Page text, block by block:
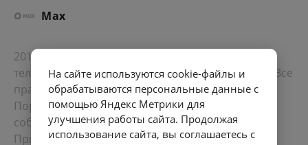
Max
2012-2026 © Портал «Электронное интернет-
телевидение правительства Санкт-Петербурга». Все
права защищены.
Портал Санкт-Петербурга- о его людях, жизни,
событиях, последних новостях.
При перепечатке материалов, прямая ссылка на
На сайте используются cookie-файлы и
обрабатываются персональные данные с
помощью Яндекс Метрики для
улучшения работы сайта. Продолжая
использование сайта, вы соглашаетесь с